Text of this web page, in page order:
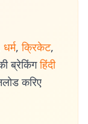
धर्म, क्रिकेट,
ब्रेकिंग हिंदी
करिए